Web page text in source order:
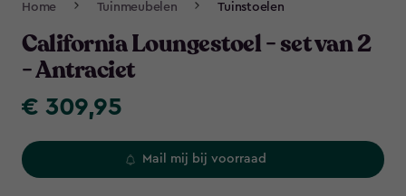
Home Tuinmeubelen Tuinstoelen
California Loungestoel - set van 2
- Antraciet
€
€ 309,95
Mail mij bij voorraad